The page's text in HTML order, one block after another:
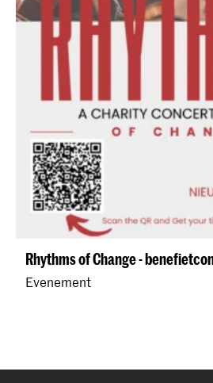
Rhythms of Change -
Evenement